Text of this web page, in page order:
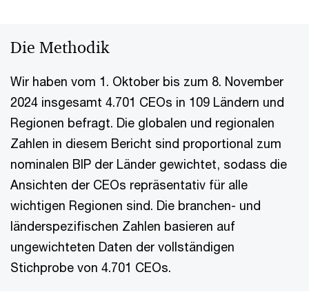
Die Methodik
Wir haben vom 1. Oktober bis zum 8. November
2024 insgesamt 4.701 CEOs in 109 Ländern und
Regionen befragt. Die globalen und regionalen
Zahlen in diesem Bericht sind proportional zum
nominalen BIP der Länder gewichtet, sodass die
Ansichten der CEOs repräsentativ für alle
wichtigen Regionen sind. Die branchen- und
länderspezifischen Zahlen basieren auf
ungewichteten Daten der vollständigen
Stichprobe von 4.701 CEOs.